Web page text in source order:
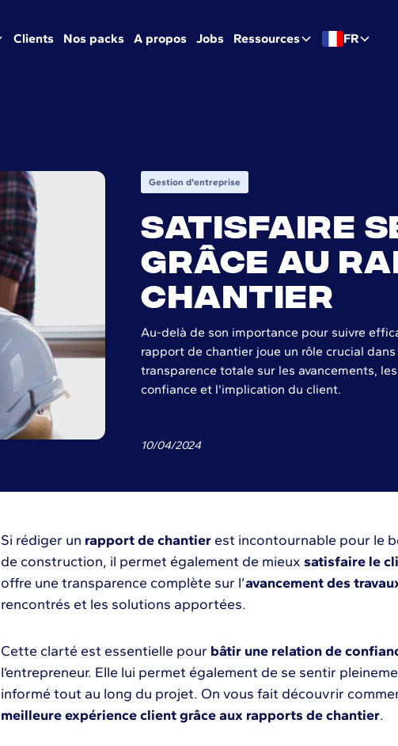
Clients Nos packs A propos Jobs Ressources FR
Gestion d'entreprise
Satisfaire
grâce au
chantier
Au-delà de son importance pour suivre
rapport de chantier joue un rôle crucial
transparence totale sur les avancements,
confiance et l'implication du client.
10/04/2024
Si rédiger un rapport de chantierest incontournable pour le
de construction, il permet également de mieux satisfaire le
offre une transparence complète sur l’avancement des
rencontrés et les solutions apportées.
Cette clarté est essentielle pour bâtir une relation de
l’entrepreneur. Elle lui permet également de se sentir
informé tout au long du projet. On vous fait découvrir
meilleure expérience client grâce aux rapports de chantier.